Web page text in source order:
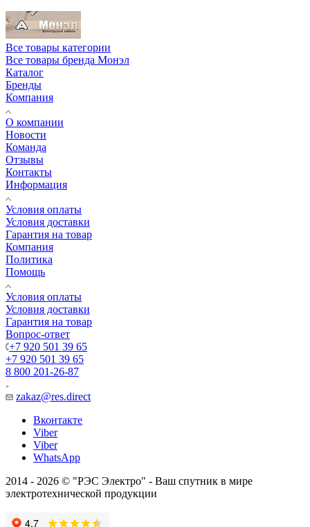
Все товары категории
Все товары бренда Монэл
Каталог
Бренды
Компания
О компании
Новости
Команда
Отзывы
Контакты
Информация
Условия оплаты
Условия доставки
Гарантия на товар
Компания
Политика
Помощь
Условия оплаты
Условия доставки
Гарантия на товар
Вопрос-ответ
+7 920 501 39 65
+7 920 501 39 65
8 800 201-26-87
zakaz@res.direct
Вконтакте
Viber
Viber
WhatsApp
2014 - 2026 © "РЭС Электро" - Ваш спутник в мире
электротехнической продукции